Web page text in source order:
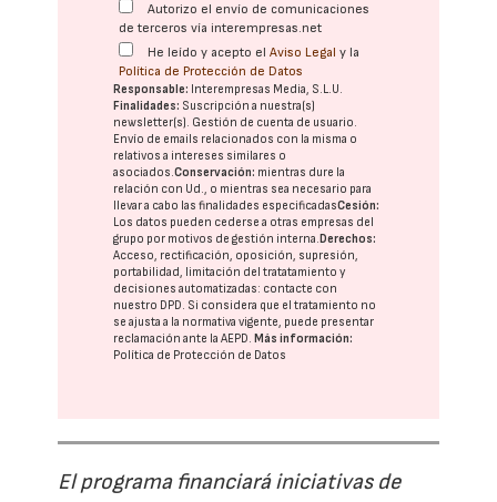
Autorizo el envío de comunicaciones
de terceros vía interempresas.net
He leído y acepto elAviso Legal y la
Política de Protección de Datos
Responsable: Interempresas Media, S.L.U.
Finalidades: Suscripción a nuestra(s)
newsletter(s). Gestión de cuenta de usuario.
Envío de emails relacionados con la misma o
relativos a intereses similares o
asociados.Conservación: mientras dure la
relación con Ud., o mientras sea necesario para
llevar a cabo las finalidades especificadasCesión:
Los datos pueden cederse a otras empresas del
grupo por motivos de gestión interna. Derechos:
Acceso, rectificación, oposición, supresión,
portabilidad, limitación del tratatamiento y
decisiones automatizadas: contacte con
nuestro DPD. Si considera que el tratamiento no
se ajusta a la normativa vigente, puede presentar
reclamación ante laAEPD. Más información:
Política de Protección de Datos
El programa financiará iniciativas de